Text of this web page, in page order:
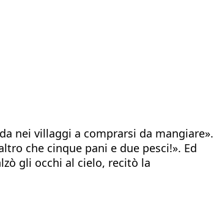
nei villaggi a comprarsi da mangiare».
che cinque pani e due pesci!». Ed
gli occhi al cielo, recitò la